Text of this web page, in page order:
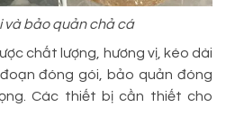
và bảo quản chả cá
chất lượng, hương vị, kéo dài
đóng gói, bảo quản đóng
Các thiết bị cần thiết cho